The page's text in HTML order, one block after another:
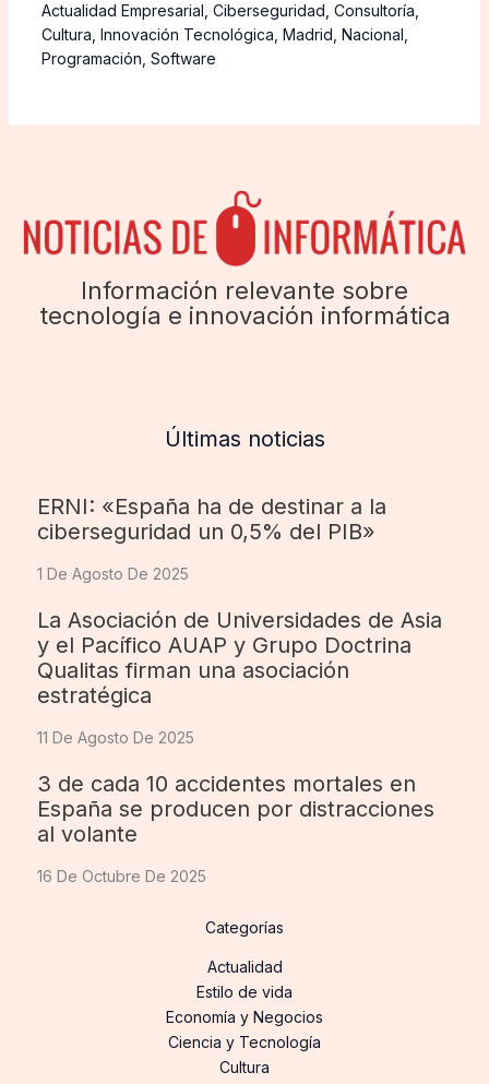
Actualidad Empresarial Ciberseguridad Consultoría
Cultura Innovación Tecnológica Madrid Nacional
Programación Software
Información relevante sobre
tecnología e innovación informática
Últimas noticias
ERNI: «España ha de destinar a la
ciberseguridad un 0,5% del PIB»
1 De Agosto De 2025
La Asociación de Universidades de Asia
y el Pacífico AUAP y Grupo Doctrina
Qualitas firman una asociación
estratégica
11 De Agosto De 2025
3 de cada 10 accidentes mortales en
España se producen por distracciones
al volante
16 De Octubre De 2025
Categorías
Actualidad
Estilo de vida
Economía y Negocios
Ciencia y Tecnología
Cultura